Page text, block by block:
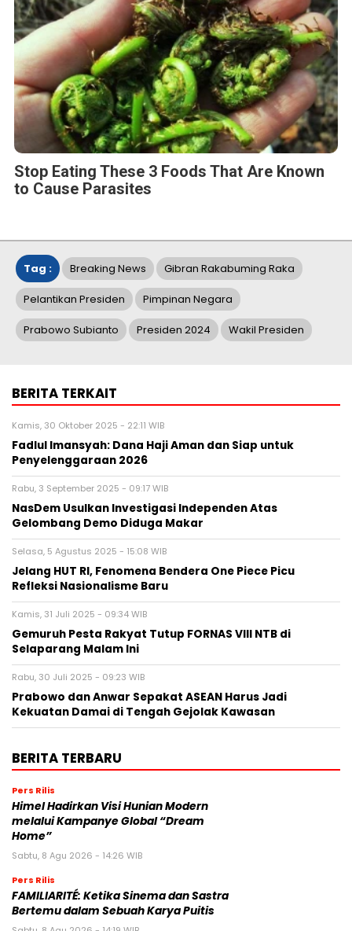
Stop Eating These 3 Foods That Are Known
to Cause Parasites
Tag : Breaking News Gibran Rakabuming Raka
Pelantikan Presiden Pimpinan Negara
Prabowo Subianto Presiden 2024 Wakil Presiden
BERITA TERKAIT
Kamis, 30 Oktober 2025 - 22:11 WIB
Fadlul Imansyah: Dana Haji Aman dan Siap untuk
Penyelenggaraan 2026
Rabu, 3 September 2025 - 09:17 WIB
NasDem Usulkan Investigasi Independen Atas
Gelombang Demo Diduga Makar
Selasa, 5 Agustus 2025 - 15:08 WIB
Jelang HUT RI, Fenomena Bendera One Piece Picu
Refleksi Nasionalisme Baru
Kamis, 31 Juli 2025 - 09:34 WIB
Gemuruh Pesta Rakyat Tutup FORNAS VIII NTB di
Selaparang Malam Ini
Rabu, 30 Juli 2025 - 09:23 WIB
Prabowo dan Anwar Sepakat ASEAN Harus Jadi
Kekuatan Damai di Tengah Gejolak Kawasan
BERITA TERBARU
Pers Rilis
Himel Hadirkan Visi Hunian Modern
melalui Kampanye Global “Dream
Home”
Sabtu, 8 Agu 2026 - 14:26 WIB
Pers Rilis
FAMILIARITÉ: Ketika Sinema dan Sastra
Bertemu dalam Sebuah Karya Puitis